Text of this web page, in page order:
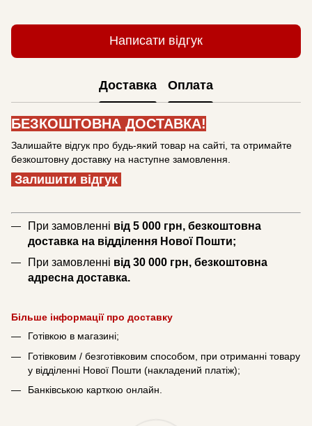
Написати відгук
Доставка Оплата
БЕЗКОШТОВНА ДОСТАВКА!
Залишайте відгук про будь-який товар на сайті, та отримайте
безкоштовну доставку на наступне замовлення.
Залишити відгук
При замовленні від 5 000 грн, безкоштовна
доставка на відділення Нової Пошти;
При замовленні від 30 000 грн, безкоштовна
адресна доставка.
Більше інформації про доставку
Готівкою в магазині;
Готівковим / безготівковим способом, при отриманні товару
у відділенні Нової Пошти (накладений платіж);
Банківською карткою онлайн.